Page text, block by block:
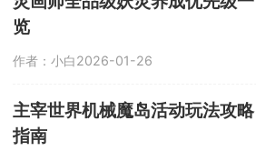
览
作者：小白2026-01-26
主宰世界机械魔岛活动玩法攻略
指南